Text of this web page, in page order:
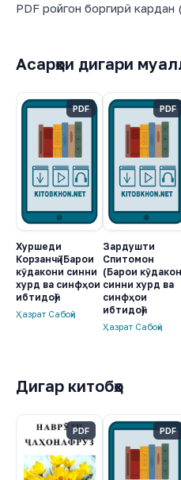
PDF ройгон боргирӣ кардан
Асарҳои дигари
PDF
Хуршеди
Корзанчӣ (Барои
кӯдакони синни
хурд ва синфҳои
ибтидоӣ)
Ҳазрат Сабоҳӣ
PDF
Зардушти
Спитомон
(Барои
синни хурд ва
синфҳои
ибтидоӣ)
Ҳазрат Сабоҳӣ
Дигар китобҳо
PDF PDF